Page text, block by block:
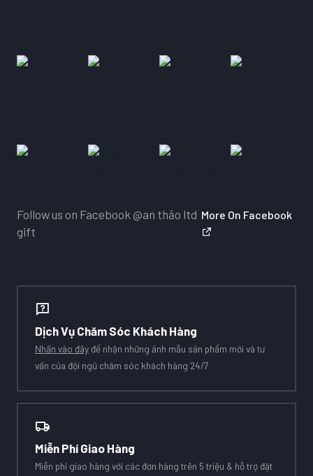
Follow us on Facebook @an thảo ltd
gift
More On Facebook
Dịch Vụ Chăm Sóc Khách Hàng
Nhấn vào đây để nhận những ảnh mẫu sản phẩm mới và tư
vấn của đội ngũ chăm sóc khách hàng 24/7
Miễn Phí Giao Hàng
Miễn phí giao hàng với các đơn hàng trên 5 triệu & hỗ trợ đặt